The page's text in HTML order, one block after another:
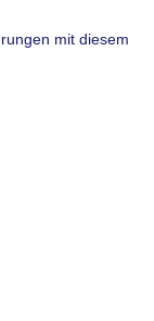
mit diesem